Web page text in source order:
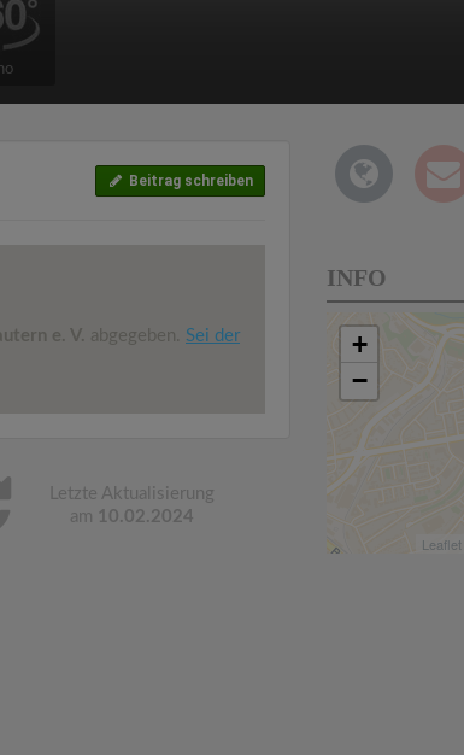
Beitrag schreiben
e. V. abgegeben. Sei der
Letzte Aktualisierung
am 10.02.2024
INFO
+
−
Leaflet